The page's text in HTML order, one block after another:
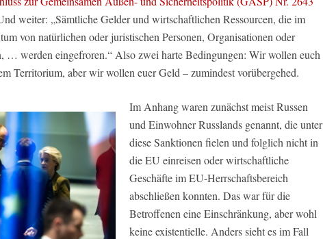
weiter: „Sämtliche Gelder und wirtschaftlichen Ressourcen, die im
von natürlichen oder juristischen Personen, Organisationen oder
… werden eingefroren.“ Also zwei harte Bedingungen: Wir wollen euch
Territorium, aber wir wollen euer Geld – zumindest vorübergehed.
Im Anhang waren zunächst meist Russen
und Einwohner Russlands genannt, die unter
diese Sanktionen fielen und folglich nicht in
die EU einreisen oder wirtschaftliche
Geschäfte im EU-Herrschaftsbereich
abschließen konnten. Das war für die
Betroffenen eine Einschränkung, aber wohl
keine existentielle. Anders sieht es im Fall